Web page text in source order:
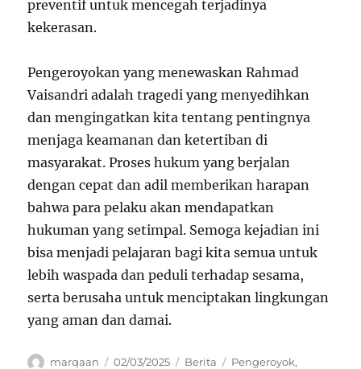
preventif untuk mencegah terjadinya
kekerasan.
Pengeroyokan yang menewaskan Rahmad
Vaisandri adalah tragedi yang menyedihkan
dan mengingatkan kita tentang pentingnya
menjaga keamanan dan ketertiban di
masyarakat. Proses hukum yang berjalan
dengan cepat dan adil memberikan harapan
bahwa para pelaku akan mendapatkan
hukuman yang setimpal. Semoga kejadian ini
bisa menjadi pelajaran bagi kita semua untuk
lebih waspada dan peduli terhadap sesama,
serta berusaha untuk menciptakan lingkungan
yang aman dan damai.
Author
marqaan
Posted
02/03/2025 Categories
Berita Tags
Pengeroyok,